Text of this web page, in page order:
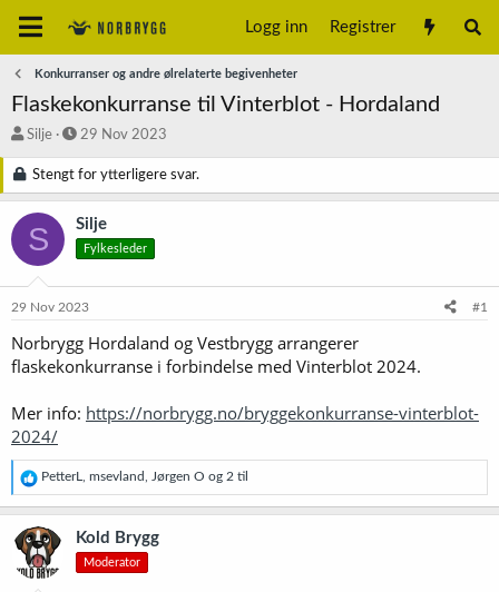
Logg inn Registrer
Konkurranser og andre ølrelaterte begivenheter
Flaskekonkurranse til Vinterblot - Hordaland
T
å
d
s
t
a
e
Silje
S
a
r
t
d
a
29 Nov 2023
Stengt for ytterligere svar.
S Silje
Fylkesleder
29 Nov 2023 #1
Norbrygg Hordaland og Vestbrygg arrangerer
flaskekonkurranse i forbindelse med Vinterblot 2024.
Mer info: https://norbrygg.no/bryggekonkurranse-vinterblot-
2024/
R
e
a
k
s
j
o
PetterL msevland Jørgen O og 2 til
Kold Brygg
Moderator